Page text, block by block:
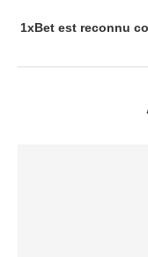
1xBet est reconnu